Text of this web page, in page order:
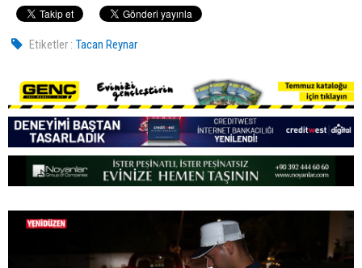
Etiketler : Tacan Reynar